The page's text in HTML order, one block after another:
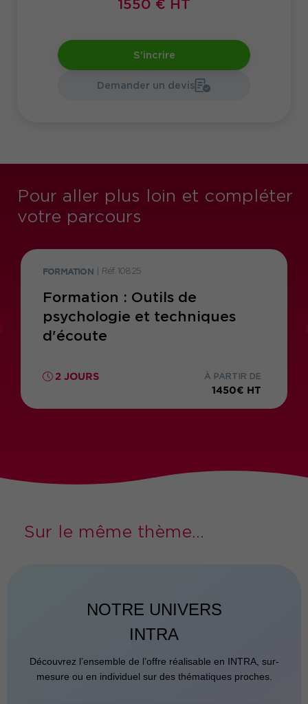
1550 € HT
S'incrire
Demander un devis
Pour aller plus loin et compléter
votre parcours
FORMATION Réf. 10825
Formation : Outils de
psychologie et techniques
d'écoute
2 JOURS À PARTIR DE
1450€ HT
Sur le même thème...
NOTRE UNIVERS
INTRA
Découvrez l’ensemble de l’offre réalisable en INTRA, sur-
mesure ou en individuel sur des thématiques proches.